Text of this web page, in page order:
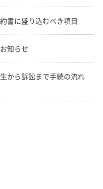
書に盛り込むべき項目
知らせ
から訴訟まで手続の流れ